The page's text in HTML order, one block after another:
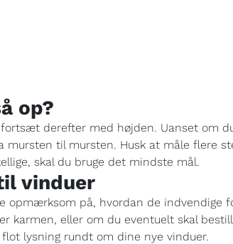
op?
derefter med højden. Uanset om
mursten til mursten. Husk at måle flere
skal du bruge det mindste mål.
vinduer
opmærksom på, hvordan de indvendige
karmen, eller om du eventuelt skal
lysning rundt om dine nye vinduer.